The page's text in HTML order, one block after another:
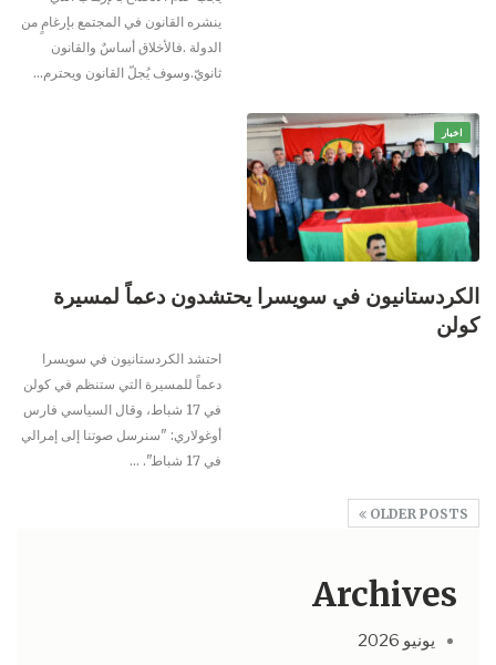
ينشره القانون في المجتمع بإرغامٍ من
الدولة .فالأخلاق أساسٌ والقانون
ثانويّ.وسوف يُجلّ القانون ويحترم…
اخبار
الكردستانيون في سويسرا يحتشدون دعماً لمسيرة
كولن
احتشد الكردستانيون في سويسرا
دعماً للمسيرة التي ستنظم في كولن
في 17 شباط، وقال السياسي فارس
أوغولاري: "سنرسل صوتنا إلى إمرالي
في 17 شباط".
…
OLDER POSTS
Archives
يونيو 2026